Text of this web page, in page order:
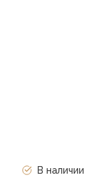
В наличии